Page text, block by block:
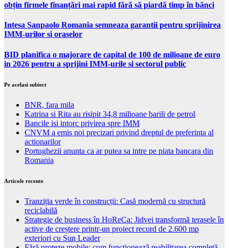
obțin firmele finanțări mai rapid fără să piardă timp în bănci
Intesa Sanpaolo Romania semneaza garantii pentru sprijinirea
IMM-urilor si oraselor
BID planifica o majorare de capital de 100 de milioane de euro
in 2026 pentru a sprijini IMM-urile si sectorul public
Pe acelasi subiect
BNR, fara mila
Katrina si Rita au risipit 34,8 milioane barili de petrol
Bancile isi intorc privirea spre IMM
CNVM a emis noi precizari privind dreptul de preferinta al
actionarilor
Portughezii anunta ca ar putea sa intre pe piata bancara din
Romania
Articole recente
Tranziția verde în construcții: Casă modernă cu structură
reciclabilă
Strategie de business în HoReCa: Jidvei transformă terasele în
active de creștere printr-un proiect record de 2.600 mp
exteriori cu Sun Leader